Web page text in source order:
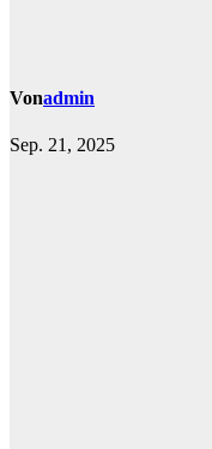
Vonadmin
Sep. 21, 2025